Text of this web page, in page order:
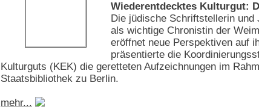
Wiederentdecktes Kulturgut:
Die jüdische Schriftstellerin und
als wichtige Chronistin der
eröffnet neue Perspektiven auf
präsentierte die
Kulturguts (KEK) die geretteten Aufzeichnungen im
Staatsbibliothek zu Berlin.
mehr...